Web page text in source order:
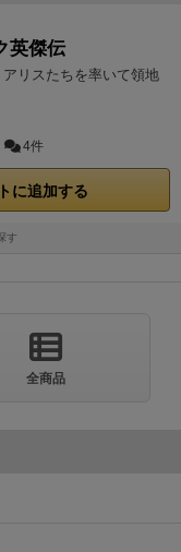
英傑伝
リスたちを率いて領地
4件
に追加する
す
全商品